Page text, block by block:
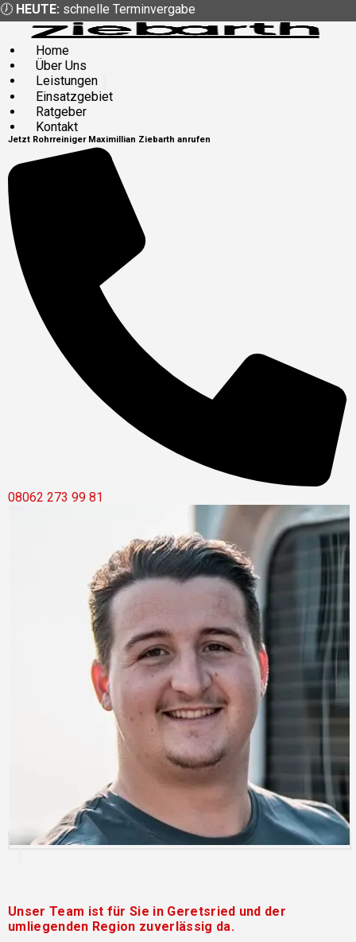
🕖 HEUTE: schnelle Terminvergabe
Home
Über Uns
Leistungen
Einsatzgebiet
Ratgeber
Kontakt
Jetzt Rohrreiniger Maximillian Ziebarth anrufen
08062 273 99 81
Unser Team ist für Sie in Geretsried und der
umliegenden Region zuverlässig da.